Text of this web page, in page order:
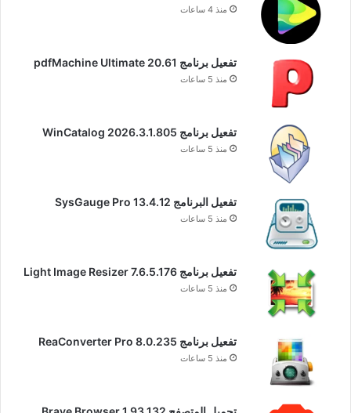
منذ 4 ساعات
تفعيل برنامج pdfMachine Ultimate 20.61
منذ 5 ساعات
تفعيل برنامج WinCatalog 2026.3.1.805
منذ 5 ساعات
تفعيل البرنامج 13.4.12 SysGauge Pro
منذ 5 ساعات
تفعيل برنامج Light Image Resizer 7.6.5.176
منذ 5 ساعات
تفعيل برنامج ReaConverter Pro 8.0.235
منذ 5 ساعات